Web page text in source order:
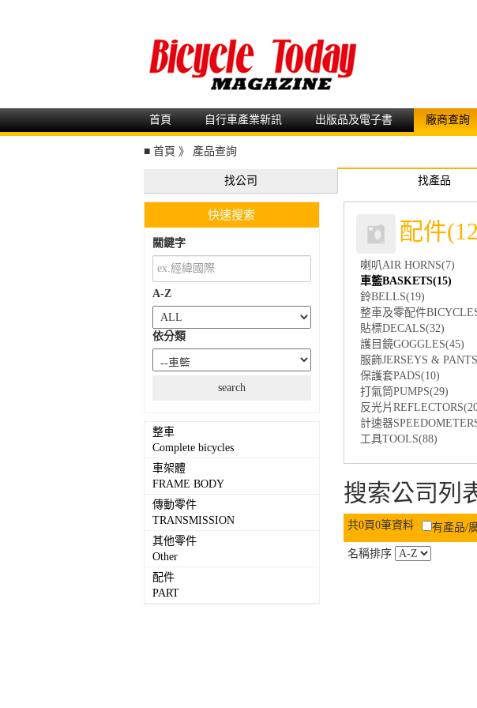
首頁 自行車產業新訊 出版品及電子書 廠商查詢
■ 首頁 》 產品查詢
找公司 找產品
快速搜索
關鍵字
A-Z
依分類
整車
Complete bicycles
車架體
FRAME BODY
傳動零件
TRANSMISSION
其他零件
Other
配件
PART
配件
喇叭AIR HORNS(7)
車籃BASKETS(15)
鈴BELLS(19)
整車及零配件
貼標DECALS(32)
護目鏡GOGGLES(45)
服飾JERSEYS &
保護套PADS(10)
打氣筒PUMPS(29)
反光片
計速器
工具TOOLS(88)
搜索公司列
共0頁0筆資料 有產品/
名稱排序